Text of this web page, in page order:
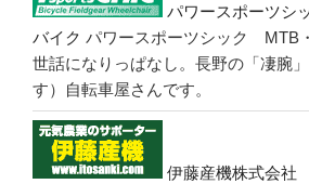
パワースポーツシ
バイク パワースポーツシック MTB
世話になりっぱなし。長野の「凄腕
す）自転車屋さんです。
伊藤産機株式会社